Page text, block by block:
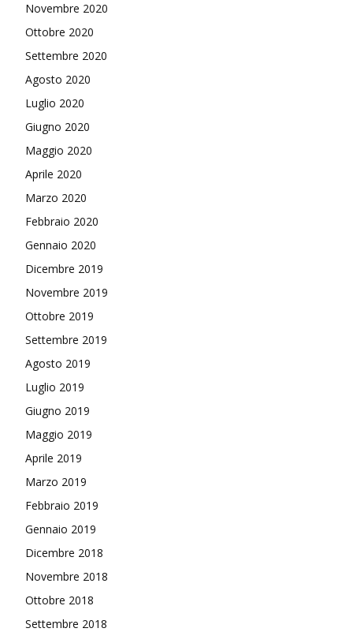
Novembre 2020
Ottobre 2020
Settembre 2020
Agosto 2020
Luglio 2020
Giugno 2020
Maggio 2020
Aprile 2020
Marzo 2020
Febbraio 2020
Gennaio 2020
Dicembre 2019
Novembre 2019
Ottobre 2019
Settembre 2019
Agosto 2019
Luglio 2019
Giugno 2019
Maggio 2019
Aprile 2019
Marzo 2019
Febbraio 2019
Gennaio 2019
Dicembre 2018
Novembre 2018
Ottobre 2018
Settembre 2018